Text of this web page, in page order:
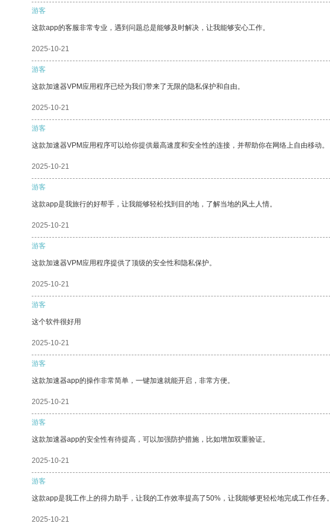
游客
这款app的客服非常专业，遇到问题总是能够及时解决，让我能够安心工作。
2025-10-21
游客
这款加速器VPM应用程序已经为我们带来了无限的隐私保护和自由。
2025-10-21
游客
这款加速器VPM应用程序可以给你提供最高速度和安全性的连接，并帮助你在网络上自由移动。
2025-10-21
游客
这款app是我旅行的好帮手，让我能够轻松找到目的地，了解当地的风土人情。
2025-10-21
游客
这款加速器VPM应用程序提供了顶级的安全性和隐私保护。
2025-10-21
游客
这个软件很好用
2025-10-21
游客
这款加速器app的操作非常简单，一键加速就能开启，非常方便。
2025-10-21
游客
这款加速器app的安全性有待提高，可以加强防护措施，比如增加双重验证。
2025-10-21
游客
这款app是我工作上的得力助手，让我的工作效率提高了50%，让我能够更轻松地完成工作任务。
2025-10-21